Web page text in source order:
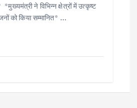
ने विभिन्न क्षेत्रों में उत्कृष्ट
को किया सम्मानित* …